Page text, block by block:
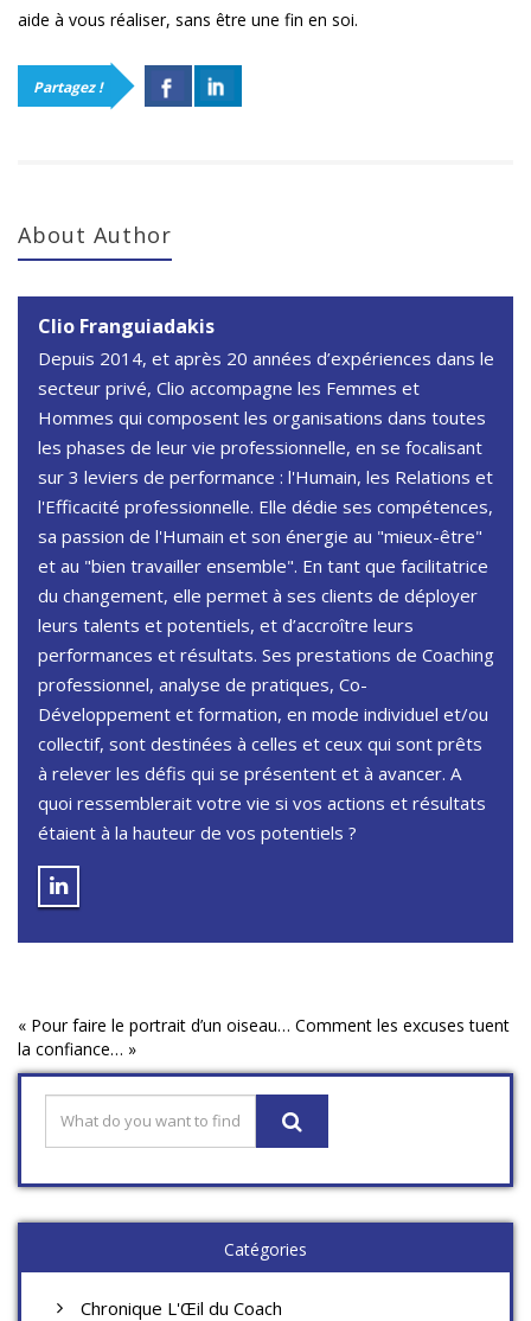
aide à vous réaliser, sans être une fin en soi.
Partagez !
About Author
Clio Franguiadakis
Depuis 2014, et après 20 années d’expériences dans le
secteur privé, Clio accompagne les Femmes et
Hommes qui composent les organisations dans toutes
les phases de leur vie professionnelle, en se focalisant
sur 3 leviers de performance : l'Humain, les Relations et
l'Efficacité professionnelle. Elle dédie ses compétences,
sa passion de l'Humain et son énergie au "mieux-être"
et au "bien travailler ensemble". En tant que facilitatrice
du changement, elle permet à ses clients de déployer
leurs talents et potentiels, et d’accroître leurs
performances et résultats. Ses prestations de Coaching
professionnel, analyse de pratiques, Co-
Développement et formation, en mode individuel et/ou
collectif, sont destinées à celles et ceux qui sont prêts
à relever les défis qui se présentent et à avancer. A
quoi ressemblerait votre vie si vos actions et résultats
étaient à la hauteur de vos potentiels ?
« Pour faire le portrait d’un oiseau… Comment les excuses tuent
la confiance… »
Catégories
Chronique L'Œil du Coach